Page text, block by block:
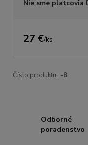
Nie sme platcovia
27 €/ks
Číslo produktu: -8
Odborné
poradenstvo